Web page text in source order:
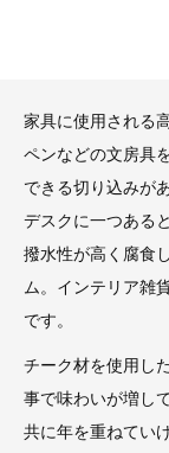
家具に使用される
ペンなどの文房具
できる切り込みが
デスクに一つある
撥水性が高く腐食
ム。インテリア雑
です。
チーク材を使用し
事で味わいが増し
共に年を重ねてい